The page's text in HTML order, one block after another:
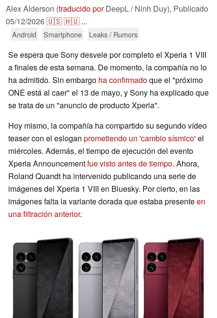
Alex Alderson (traducido porDeepL / Ninh Duy), Publicado
05/12/2026🇺🇸🇭🇺 ...
Android Smartphone Leaks / Rumors
Se espera que Sony desvele por completo el Xperia 1 VIII
a finales de esta semana. De momento, la compañía no lo
ha admitido. Sin embargo ha confirmadoque el "próximo
ONE está al caer" el 13 de mayo, y Sony ha explicado que
se trata de un "anuncio de producto Xperia".
Hoy mismo, la compañía ha compartido su segundo vídeo
teaser con el eslogan prometiendo un 'cambio sísmico'el
miércoles. Además, el tiempo de ejecución del evento
Xperia Announcementfue visto antes de tiempo. Ahora,
Roland Quandt ha intervenido publicando una serie de
imágenes del Xperia 1 VIII en Bluesky. Por cierto, en las
imágenes falta la variante dorada que estaba presenteen
una filtración anterior.